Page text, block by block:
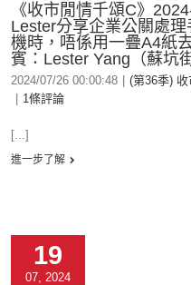
《收市閒情千頌C》
Lester分享企業公關處
機時，唔係用一疊A4紙
賓：Lester Yang（蘇坑
2024/07/26 00:00:48 (第36季)
1條評論
[...]
進一步了解
19
07, 2024